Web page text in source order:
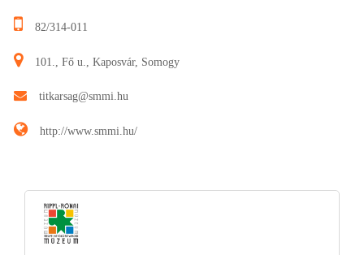
82/314-011
101., Fő u., Kaposvár, Somogy
titkarsag@smmi.hu
http://www.smmi.hu/